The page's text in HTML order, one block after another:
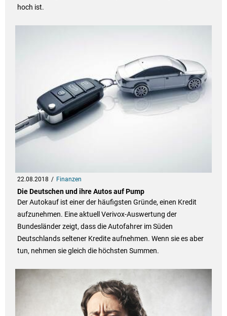
hoch ist.
22.08.2018 Finanzen
Die Deutschen und ihre Autos auf Pump
Der Autokauf ist einer der häufigsten Gründe, einen Kredit
aufzunehmen. Eine aktuell Verivox-Auswertung der
Bundesländer zeigt, dass die Autofahrer im Süden
Deutschlands seltener Kredite aufnehmen. Wenn sie es aber
tun, nehmen sie gleich die höchsten Summen.